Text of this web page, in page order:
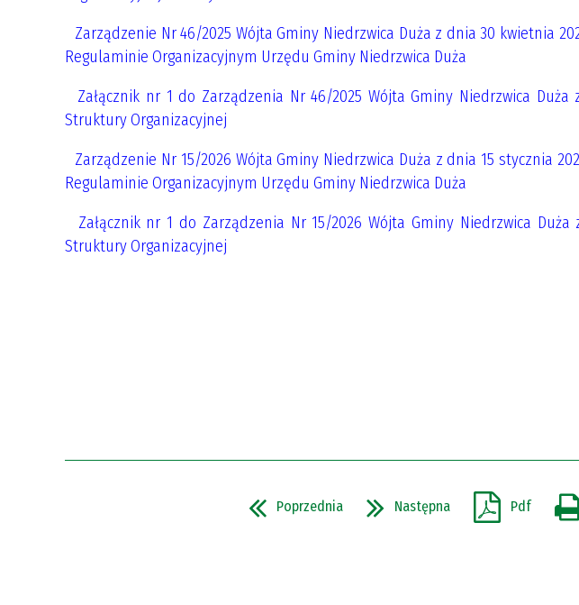
Zarządzenie Nr 46/2025 Wójta Gminy Niedrzwica Duża z dnia 30 kwietnia
Regulaminie Organizacyjnym Urzędu Gminy Niedrzwica Duża
Załącznik nr 1 do Zarządzenia Nr 46/2025 Wójta Gminy Niedrzwica
Struktury Organizacyjnej
Zarządzenie Nr 15/2026 Wójta Gminy Niedrzwica Duża z dnia 15 stycznia
Regulaminie Organizacyjnym Urzędu Gminy Niedrzwica Duża
Załącznik nr 1 do Zarządzenia Nr 15/2026 Wójta Gminy Niedrzwica
Struktury Organizacyjnej
Poprzednia Następna Pdf